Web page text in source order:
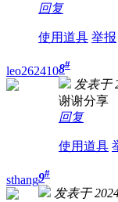
回复
使用道具 举报
leo2624108#
发表于
谢谢分享
回复
使用道具
sthang9#
发表于